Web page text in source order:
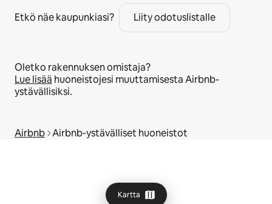
Kartta
Etkö näe kaupunkiasi? Liity odotuslistalle
Oletko rakennuksen omistaja?
Lue lisää huoneistojesi muuttamisesta Airbnb-
ystävällisiksi.
Airbnb Airbnb-ystävälliset huoneistot